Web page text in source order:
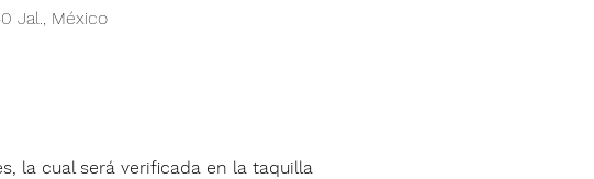
Jal., México
la cual será verificada en la taquilla